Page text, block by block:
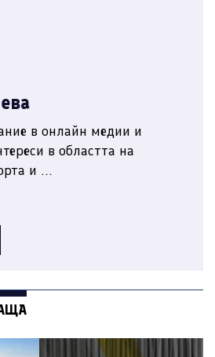
в онлайн медии и
в областта на
и ...